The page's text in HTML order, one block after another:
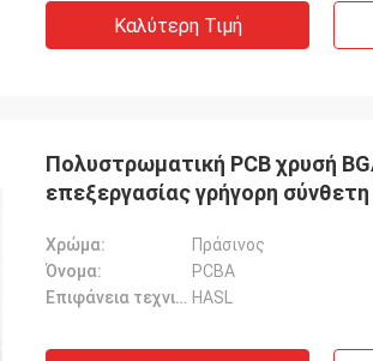
Καλύτερη Τιμή
Πολυστρωματική PCB χρυσή
επεξεργασίας γρήγορη
Χρώμα:
Πράσινος
Όνομα:
PCBA
Επιφάνεια τεχνική: HASL